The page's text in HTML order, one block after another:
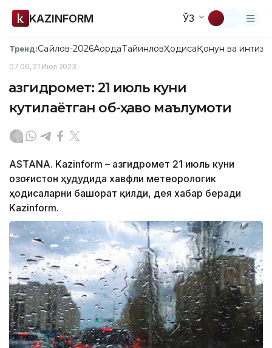
KAZINFORM ЎЗ
Тренд:Сайлов-2026АқордаТайинловҲодисаҚонун ва
07:06, 21 Июл 2023
Қазгидромет: 21 июль куни
кутилаётган об-ҳаво маълумоти
ASTANA. Kazinform – Қазгидромет 21 июль куни
Қозоғистон ҳудудида хавфли метеорологик
ҳодисаларни башорат қилди, дея хабар беради
Kazinform.